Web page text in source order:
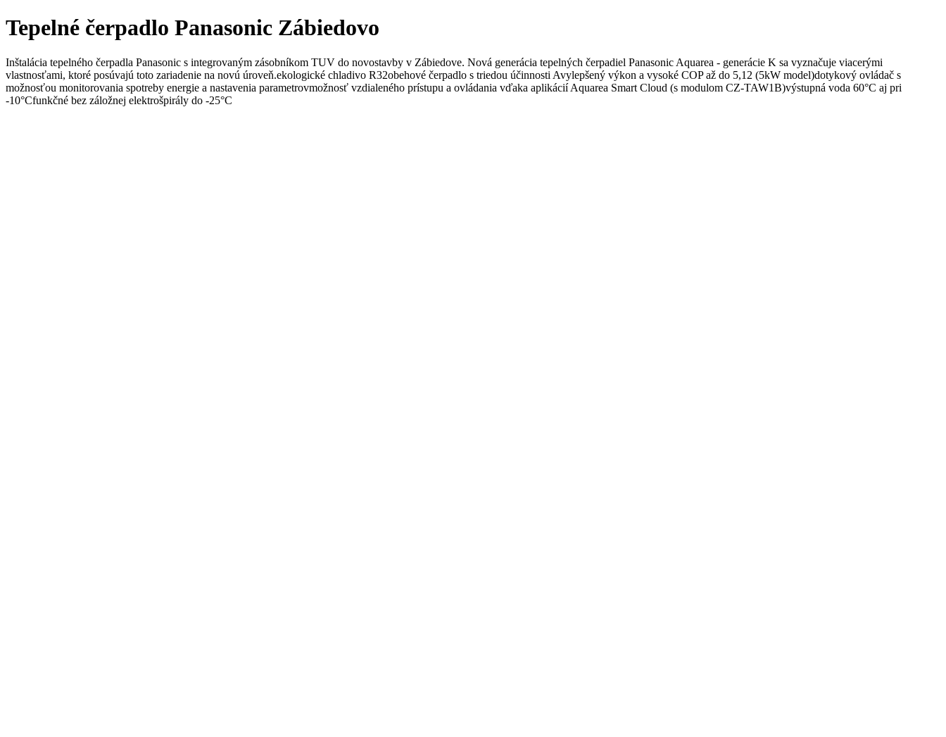
Tepelné čerpadlo Panasonic Zábiedovo
Inštalácia tepelného čerpadla Panasonic s integrovaným zásobníkom TUV do novostavby v Zábiedove. Nová generácia tepelných čerpadiel Panasonic Aquarea - generácie K sa vyznačuje viacerými
vlastnosťami, ktoré posúvajú toto zariadenie na novú úroveň.ekologické chladivo R32obehové čerpadlo s triedou účinnosti Avylepšený výkon a vysoké COP až do 5,12 (5kW model)dotykový ovládač s
možnosťou monitorovania spotreby energie a nastavenia parametrovmožnosť vzdialeného prístupu a ovládania vďaka aplikácií Aquarea Smart Cloud (s modulom CZ-TAW1B)výstupná voda 60°C aj pri
-10°Cfunkčné bez záložnej elektrošpirály do -25°C